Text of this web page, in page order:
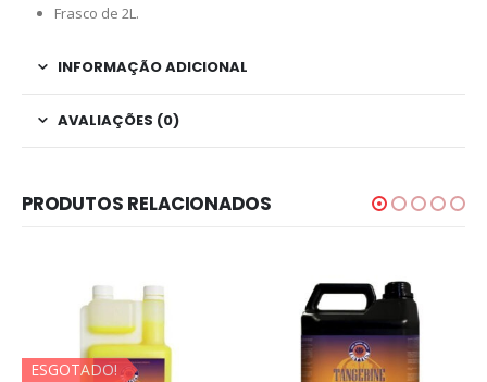
Frasco de 2L.
INFORMAÇÃO ADICIONAL
AVALIAÇÕES (0)
PRODUTOS RELACIONADOS
ESGOTADO!